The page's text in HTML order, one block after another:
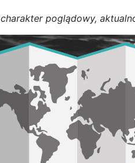
charakter poglądowy, aktualn